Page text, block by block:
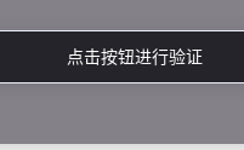
点击按钮进行验证